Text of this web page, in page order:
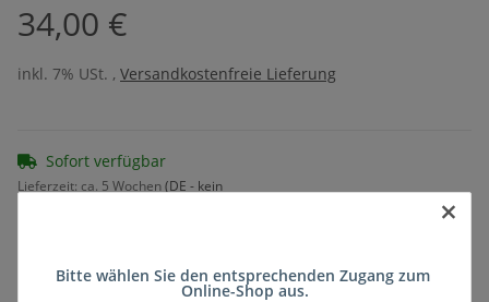
34,00 €
inkl. 7% USt. , Versandkostenfreie Lieferung
Sofort verfügbar
Lieferzeit: ca. 5 Wochen(DE - kein
Frage zum Artikel
×
Bitte wählen Sie den entsprechenden Zugang zum
Online-Shop aus.